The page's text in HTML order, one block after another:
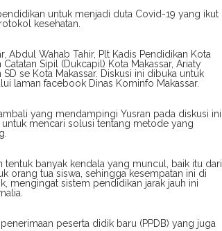
untuk menjadi duta Covid-19 yang ikut
kesehatan.
Abdul Wahab Tahir, Plt Kadis Pendidikan Kota
Sipil (Dukcapil) Kota Makassar, Ariaty
se Kota Makassar. Diskusi ini dibuka untuk
laman facebook Dinas Kominfo Makassar.
yang mendampingi Yusran pada diskusi ini
mencari solusi tentang metode yang
tentuk banyak kendala yang muncul, baik itu dari
orang tua siswa, sehingga kesempatan ini di
mengingat sistem pendidikan jarak jauh ini
peserta didik baru (PPDB) yang juga